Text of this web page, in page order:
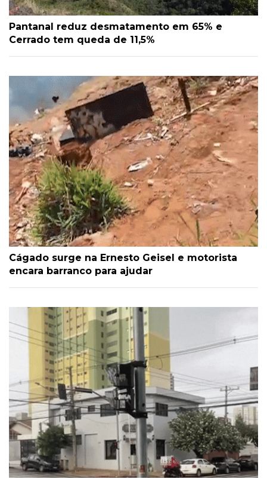
Pantanal reduz desmatamento em 65% e
Cerrado tem queda de 11,5%
Cágado surge na Ernesto Geisel e motorista
encara barranco para ajudar